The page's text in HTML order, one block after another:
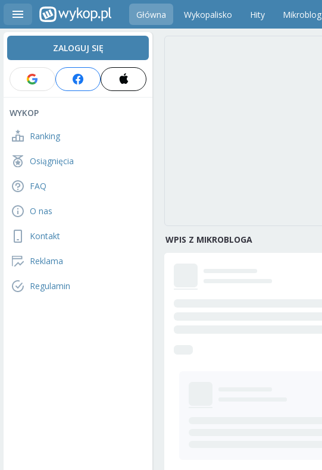
Główna Wykopalisko Hity Mikroblog
ZALOGUJ SIĘ
WYKOP
Ranking
Osiągnięcia
FAQ
O nas
Kontakt
Reklama
Regulamin
WPIS Z MIKROBLOGA